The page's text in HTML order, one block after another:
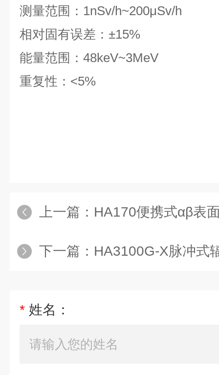
测量范围：1nSv/h~200μSv/h
相对固有误差：±15%
能量范围：48keV~3MeV
重复性：<5%
上一篇： HA170便携式αβ表面
下一篇： HA3100G-X脉冲式辐
* 姓名：